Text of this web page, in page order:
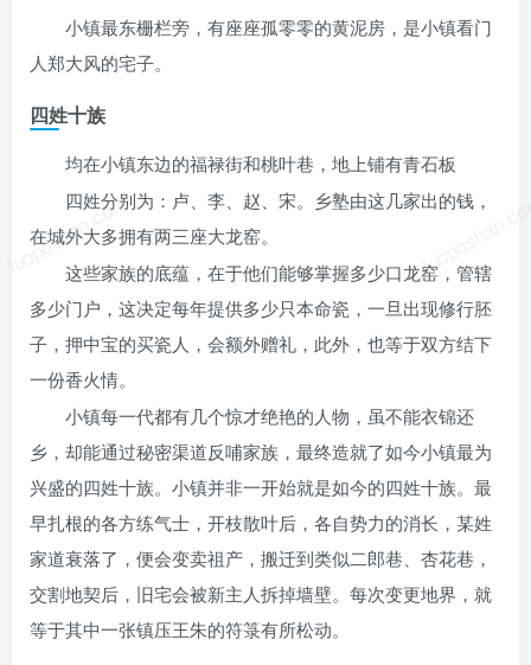
luoposhan.com
小镇最东栅栏旁，有座座孤零零的黄泥房，是小镇看门
人郑大风的宅子。
四姓十族
均在小镇东边的福禄街和桃叶巷，地上铺有青石板
四姓分别为：卢、李、赵、宋。乡塾由这几家出的钱，
在城外大多拥有两三座大龙窑。
这些家族的底蕴，在于他们能够掌握多少口龙窑，管辖
多少门户，这决定每年提供多少只本命瓷，一旦出现修行胚
子，押中宝的买瓷人，会额外赠礼，此外，也等于双方结下
一份香火情。
小镇每一代都有几个惊才绝艳的人物，虽不能衣锦还
乡，却能通过秘密渠道反哺家族，最终造就了如今小镇最为
兴盛的四姓十族。小镇并非一开始就是如今的四姓十族。最
早扎根的各方练气士，开枝散叶后，各自势力的消长，某姓
家道衰落了，便会变卖祖产，搬迁到类似二郎巷、杏花巷，
交割地契后，旧宅会被新主人拆掉墙壁。每次变更地界，就
等于其中一张镇压王朱的符箓有所松动。